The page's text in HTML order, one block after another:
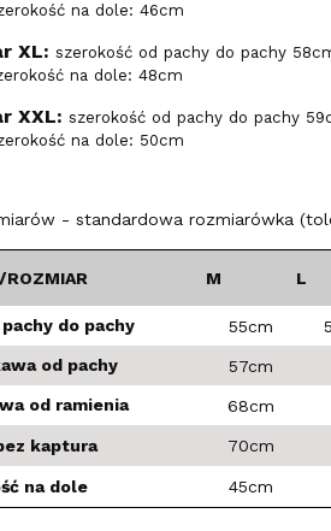
na dole: 46cm
XL: szerokość od pachy do pachy
na dole: 48cm
XXL: szerokość od pachy do pachy
na dole: 50cm
- standardowa rozmiarówka
ROZMIAR M L
do pachy 55cm
od pachy
57cm
od ramienia
68cm
kaptura 70cm
na dole 45cm